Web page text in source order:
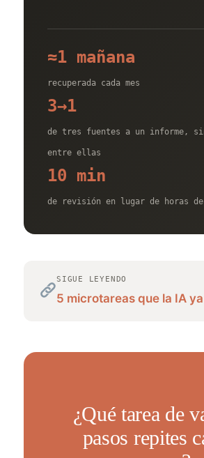
≈1 mañana
recuperada cada mes
3→1
de tres fuentes a un informe,
entre ellas
10 min
de revisión en lugar de horas de
SIGUE LEYENDO
5 microtareas que la IA
¿Qué tarea de
pasos repites